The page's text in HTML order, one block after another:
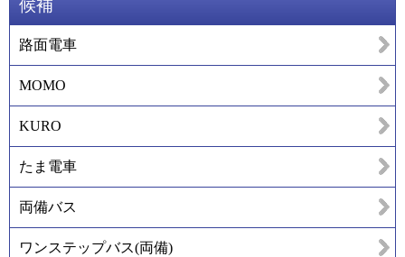
候補
路面電車
MOMO
KURO
たま電車
両備バス
ワンステップバス(両備)